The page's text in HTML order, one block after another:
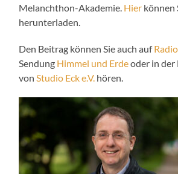
Melanchthon-Akademie. Hier können
herunterladen.
Den Beitrag können Sie auch auf
Sendung Himmel und Erdeoder in
vonStudio Eck e.V. hören.